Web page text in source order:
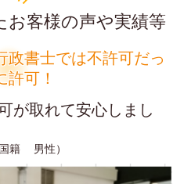
お客様の声や実績等
政書士では不許可だっ
許可！
が取れて安心しまし
籍 男性）